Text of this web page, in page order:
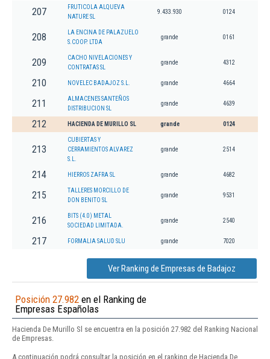
207
FRUTICOLA ALQUEVA
NATURE SL
9.433.930 0124
208
LA ENCINA DE PALAZUELO
S.COOP. LTDA
grande 0161
209
CACHO NIVELACIONES Y
CONTRATAS SL
grande 4312
210 NOVELEC BADAJOZ S.L. grande 4664
211
ALMACENES SANTEÑOS
DISTRIBUCION SL
grande 4639
212 HACIENDA DE MURILLO SL grande 0124
213
CUBIERTAS Y
CERRAMIENTOS ALVAREZ
S.L.
grande 2514
214 HIERROS ZAFRA SL grande 4682
215
TALLERES MORCILLO DE
DON BENITO SL
grande 9531
216
BITS (4.0) METAL
SOCIEDAD LIMITADA.
grande 2540
217 FORMALIA SALUD SLU grande 7020
Ver Ranking de Empresas de Badajoz
Posición 27.982 en el Ranking de
Empresas Españolas
Hacienda De Murillo Sl se encuentra en la posición 27.982 del Ranking Nacional
de Empresas.
A continuación podrá consultar la posición en el ranking de Hacienda De